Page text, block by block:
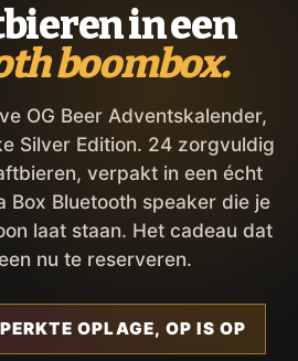
in een
boombox.
OG Beer Adventskalender,
Silver Edition. 24 zorgvuldig
verpakt in een écht
Box Bluetooth speaker die je
laat staan. Het cadeau dat
nu te reserveren.
OPLAGE, OP IS OP